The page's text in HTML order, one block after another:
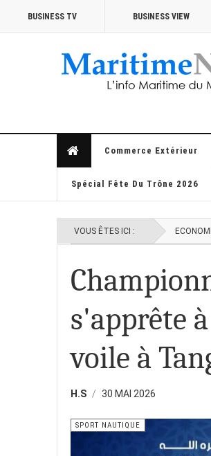
BUSINESS TV BUSINESS VIEW
Commerce Extérieur
Spécial Fête Du Trône 2026
VOUS ÊTES ICI :
s'apprête
voile à
H.S 30 MAI 2026
SPORT NAUTIQUE